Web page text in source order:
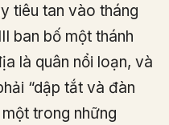
tiêu tan vào tháng
ban bố một thánh
là quân nổi loạn, và
“dập tắt và đàn
trong những